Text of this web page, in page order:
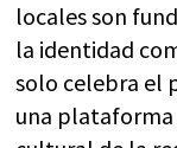
locales son
la identidad
solo celebra el
una